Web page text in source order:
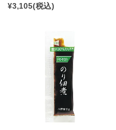
¥3,105(税込)